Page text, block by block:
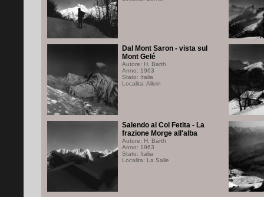
Dal Mont Saron - vista sul
Mont Gelé
Autore: H. Barth
Anno: 1963
Stato: Italia
Localita: Allein
Salendo al Col Fetita - La
frazione Morge all'alba
Autore: H. Barth
Anno: 1963
Stato: Italia
Localita: La Salle